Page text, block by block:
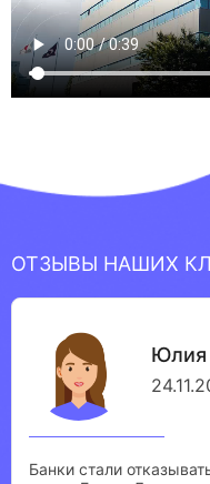
ОТЗЫВЫ НАШИХ
Юлия
Банки стали